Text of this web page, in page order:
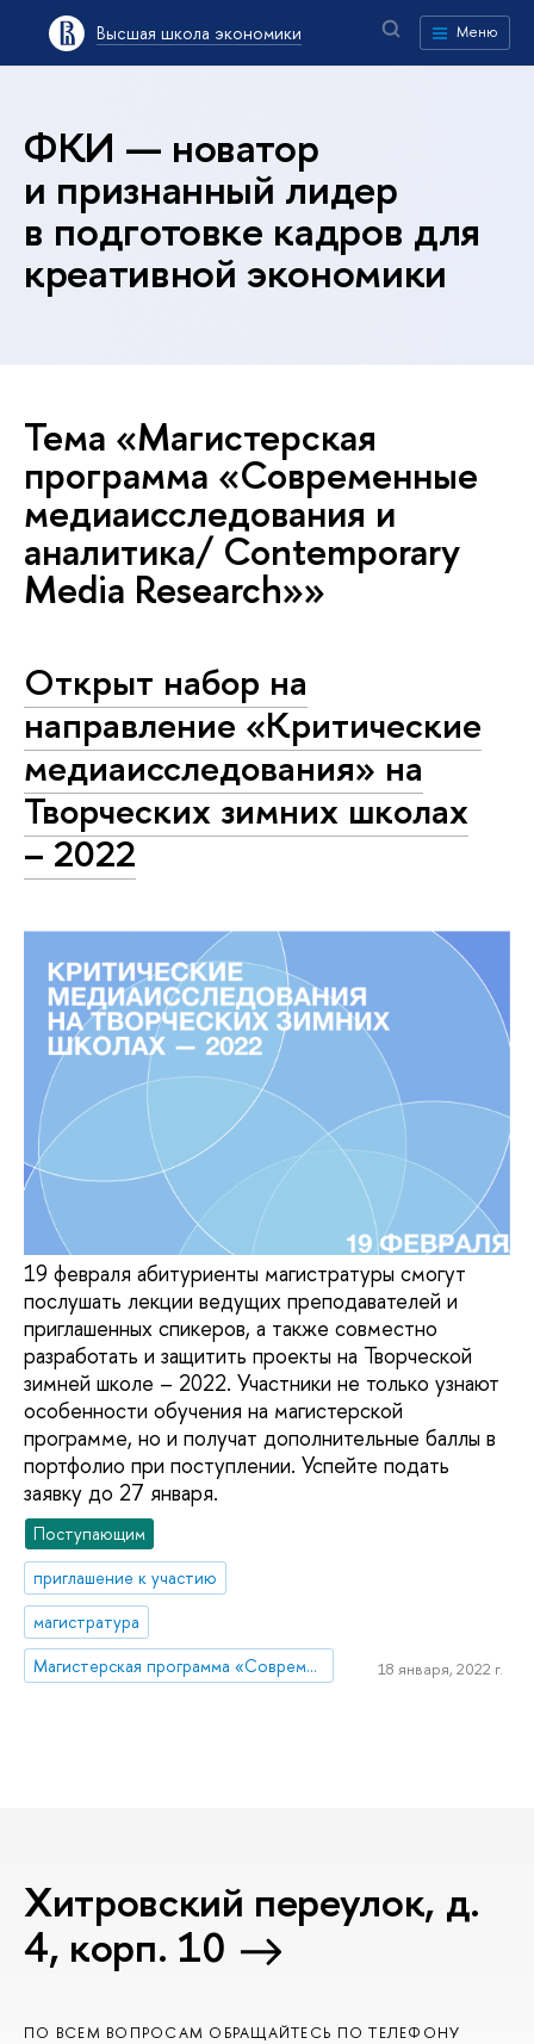
Высшая школа экономики Меню
ФКИ — новатор
и признанный лидер
в подготовке кадров для
креативной экономики
Тема «Магистерская
программа «Современные
медиаисследования и
аналитика/ Contemporary
Media Research»»
Открыт набор на
направление «Критические
медиаисследования» на
Творческих зимних школах
– 2022
19 февраля абитуриенты магистратуры смогут
послушать лекции ведущих преподавателей и
приглашенных спикеров, а также совместно
разработать и защитить проекты на Творческой
зимней школе – 2022. Участники не только узнают
особенности обучения на магистерской
программе, но и получат дополнительные баллы в
портфолио при поступлении. Успейте подать
заявку до 27 января.
Поступающим
приглашение к участию
магистратура
Магистерская программа «Современные медиаисследования и аналитика/ Contemporary Media Research»
18 января, 2022 г.
Хитровский переулок, д.
4, корп. 10
ПО ВСЕМ ВОПРОСАМ ОБРАЩАЙТЕСЬ ПО ТЕЛЕФОНУ